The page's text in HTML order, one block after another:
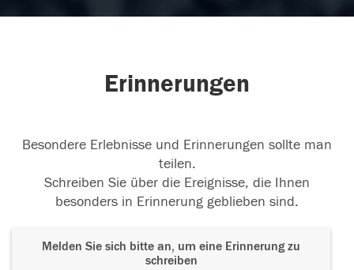
Erinnerungen
Besondere Erlebnisse und Erinnerungen sollte man
teilen.
Schreiben Sie über die Ereignisse, die Ihnen
besonders in Erinnerung geblieben sind.
Melden Sie sich bitte an, um eine Erinnerung zu
schreiben